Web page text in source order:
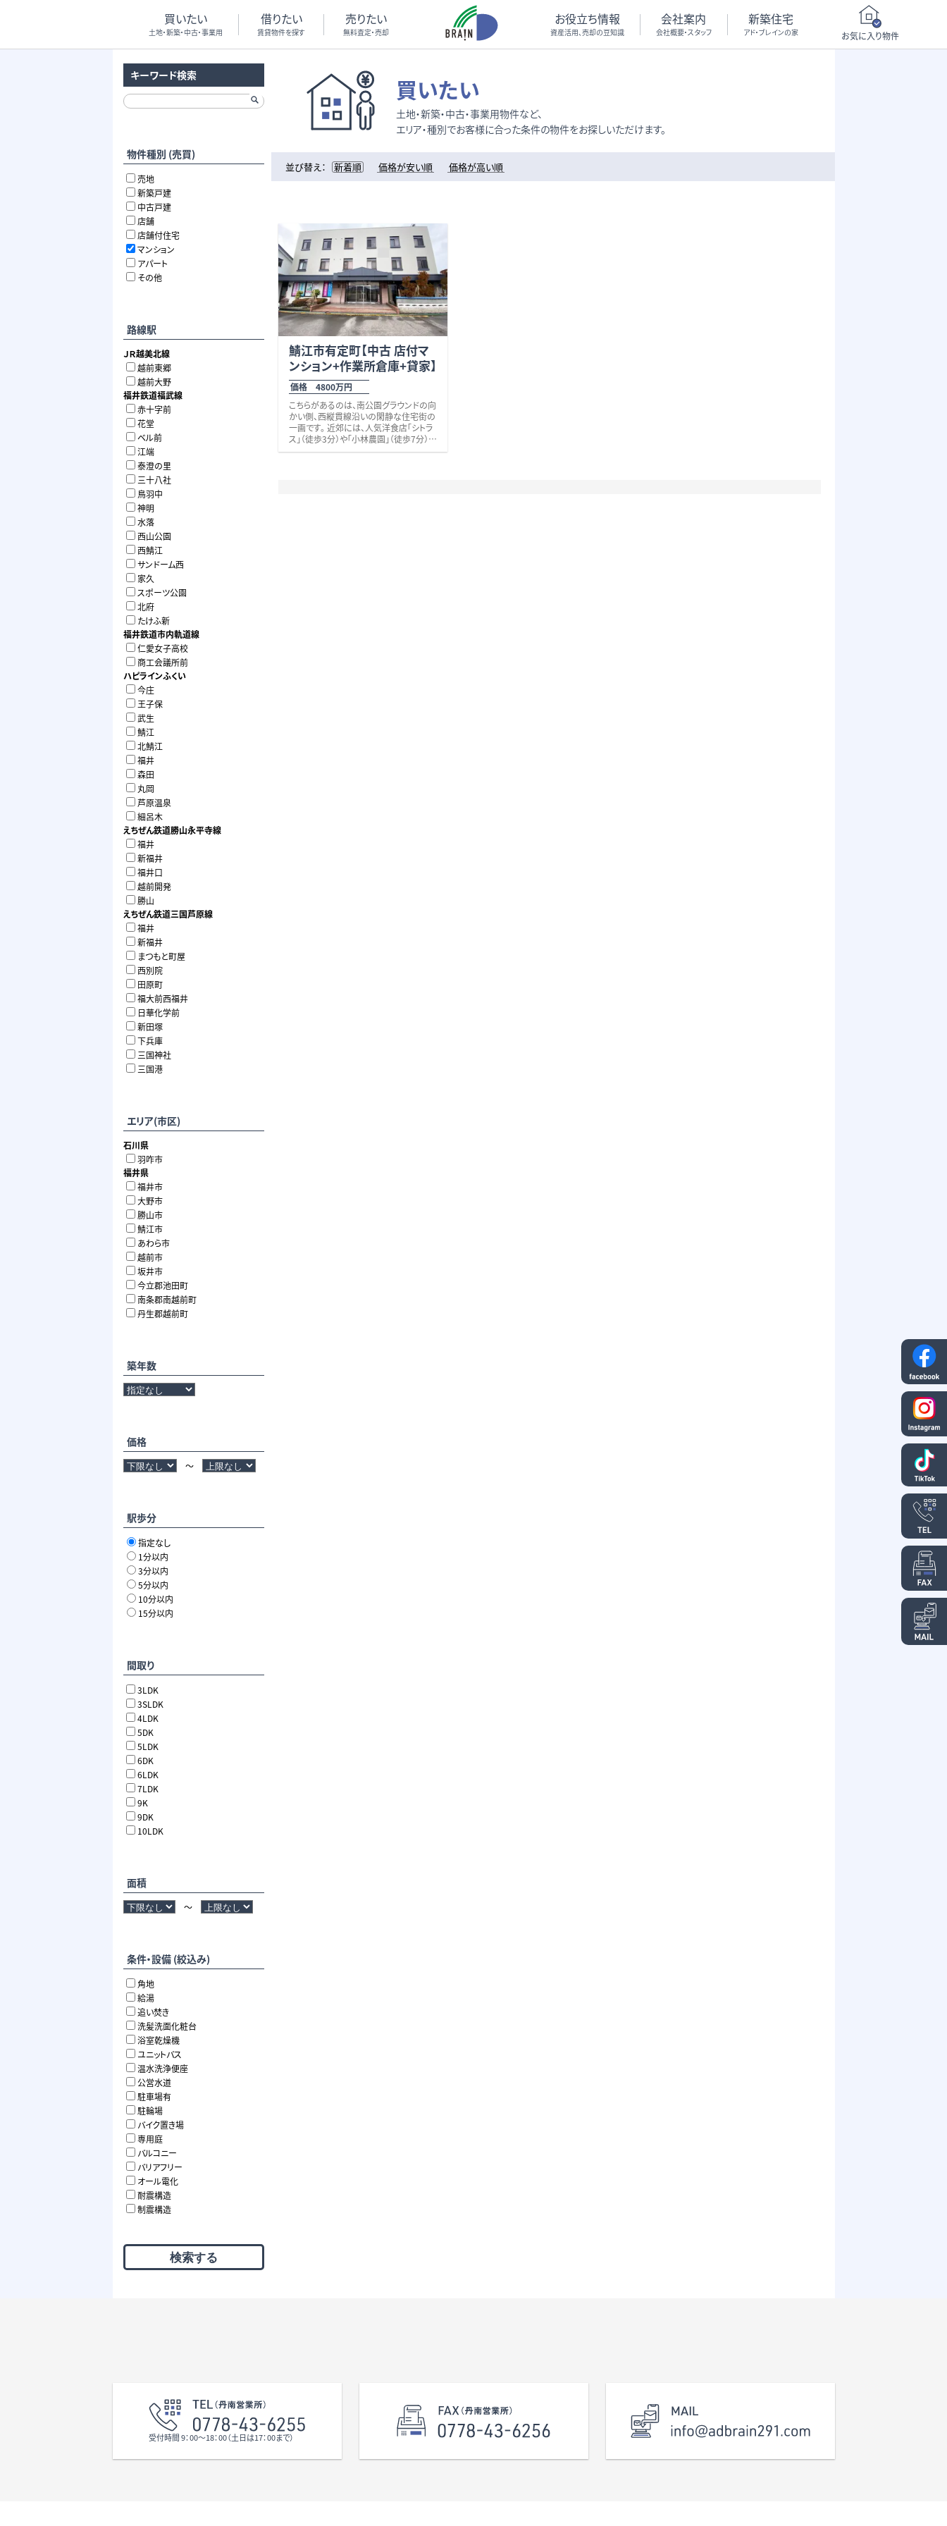
買いたい
土地・新築・中古・事業用
借りたい
賃貸物件を探す
売りたい
無料査定・売却
お役立ち情報
資産活用、売却の豆知識
会社案内
会社概要・スタッフ
新築住宅
アド・ブレインの家 お気に入り物件
キーワード検索
物件種別 (売買)
売地
新築戸建
中古戸建
店舗
店舗付住宅
マンション
アパート
その他
路線駅
ＪＲ越美北線
越前東郷
越前大野
福井鉄道福武線
赤十字前
花堂
ベル前
江端
泰澄の里
三十八社
鳥羽中
神明
水落
西山公園
西鯖江
サンドーム西
家久
スポーツ公園
北府
たけふ新
福井鉄道市内軌道線
仁愛女子高校
商工会議所前
ハピラインふくい
今庄
王子保
武生
鯖江
北鯖江
福井
森田
丸岡
芦原温泉
細呂木
えちぜん鉄道勝山永平寺線
福井
新福井
福井口
越前開発
勝山
えちぜん鉄道三国芦原線
福井
新福井
まつもと町屋
西別院
田原町
福大前西福井
日華化学前
新田塚
下兵庫
三国神社
三国港
エリア(市区)
石川県
羽咋市
福井県
福井市
大野市
勝山市
鯖江市
あわら市
越前市
坂井市
今立郡池田町
南条郡南越前町
丹生郡越前町
築年数
価格
～
駅歩分
指定なし
1分以内
3分以内
5分以内
10分以内
15分以内
間取り
3LDK
3SLDK
4LDK
5DK
5LDK
6DK
6LDK
7LDK
9K
9DK
10LDK
面積
～
条件・設備 (絞込み)
角地
給湯
追い焚き
洗髪洗面化粧台
浴室乾燥機
ユニットバス
温水洗浄便座
公営水道
駐車場有
駐輪場
バイク置き場
専用庭
バルコニー
バリアフリー
オール電化
耐震構造
制震構造
買いたい
土地・新築・中古・事業用物件など、
エリア・種別でお客様に合った条件の物件をお探しいただけます。
並び替え： 新着順 価格が安い順 価格が高い順
鯖江市有定町【中古 店付マ
ンション+作業所倉庫+貸家】
価格 4800万円
こちらがあるのは、南公園グラウンドの向
かい側、西縦貫線沿いの閑静な住宅街の
一画です。 近郊には、人気洋食店「シトラ
ス」（徒歩3分）や「小林農園」（徒歩7分）、
スギ薬局(徒歩9分）、ハニー住吉店（徒歩
受付時間 9：00〜18：00（土日は17：00まで）